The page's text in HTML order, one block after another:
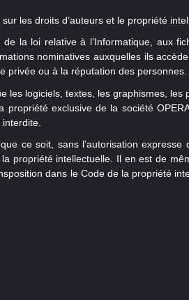
les droits d’auteurs et le propriété
la loi relative à l’Informatique, aux
nominatives auxquelles ils
privée ou à la réputation des personnes.
logiciels, textes, les graphismes, les
exclusive de la société
ce soit, sans l’autorisation
propriété intellectuelle. Il en est de
dans le Code de la propriété